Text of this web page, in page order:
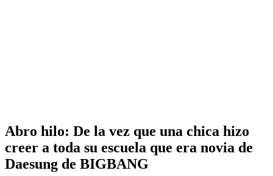
Abro hilo: De la vez que una chica hizo
creer a toda su escuela que era novia de
Daesung de BIGBANG